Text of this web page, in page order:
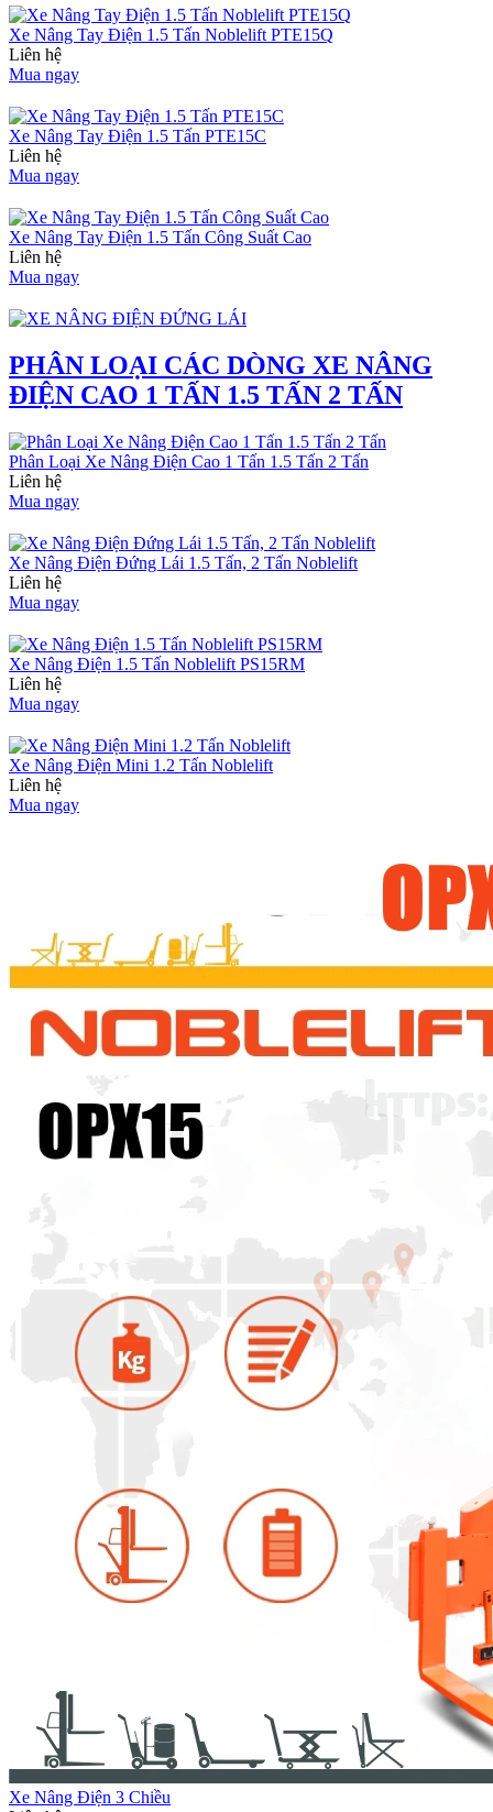
Xe Nâng Tay Điện 1.5 Tấn Noblelift PTE15Q
Liên hệ
Mua ngay
Xe Nâng Tay Điện 1.5 Tấn PTE15C
Liên hệ
Mua ngay
Xe Nâng Tay Điện 1.5 Tấn Công Suất Cao
Liên hệ
Mua ngay
PHÂN LOẠI CÁC DÒNG XE NÂNG
ĐIỆN CAO 1 TẤN 1.5 TẤN 2 TẤN
Phân Loại Xe Nâng Điện Cao 1 Tấn 1.5 Tấn 2 Tấn
Liên hệ
Mua ngay
Xe Nâng Điện Đứng Lái 1.5 Tấn, 2 Tấn Noblelift
Liên hệ
Mua ngay
Xe Nâng Điện 1.5 Tấn Noblelift PS15RM
Liên hệ
Mua ngay
Xe Nâng Điện Mini 1.2 Tấn Noblelift
Liên hệ
Mua ngay
Xe Nâng Điện 3 Chiều